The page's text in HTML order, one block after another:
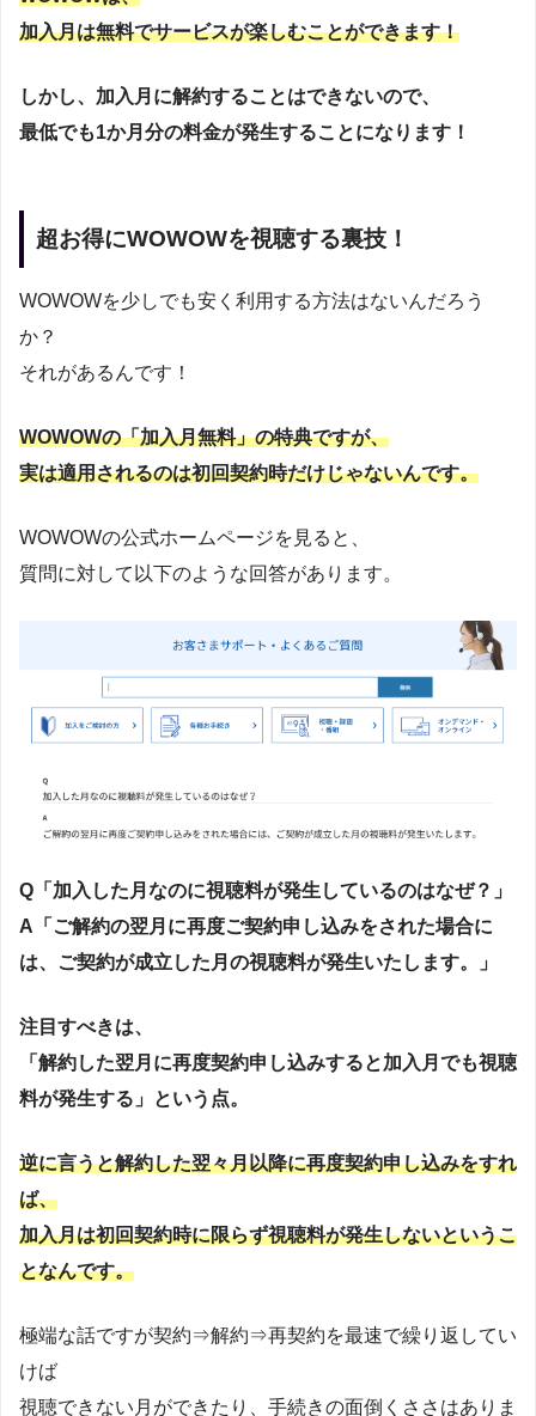
加入月は無料でサービスが楽しむことができます！
しかし、加入月に解約することはできないので、
最低でも1か月分の料金が発生することになります！
超お得にWOWOWを視聴する裏技！
WOWOWを少しでも安く利用する方法はないんだろう
か？
それがあるんです！
WOWOWの「加入月無料」の特典ですが、
実は適用されるのは初回契約時だけじゃないんです。
WOWOWの公式ホームページを見ると、
質問に対して以下のような回答があります。
Q「加入した月なのに視聴料が発生しているのはなぜ？」
A「ご解約の翌月に再度ご契約申し込みをされた場合に
は、ご契約が成立した月の視聴料が発生いたします。」
注目すべきは、
「解約した翌月に再度契約申し込みすると加入月でも視聴
料が発生する」という点。
逆に言うと解約した翌々月以降に再度契約申し込みをすれ
ば、
加入月は初回契約時に限らず視聴料が発生しないというこ
となんです。
極端な話ですが契約⇒解約⇒再契約を最速で繰り返してい
けば
視聴できない月ができたり、手続きの面倒くささはありま